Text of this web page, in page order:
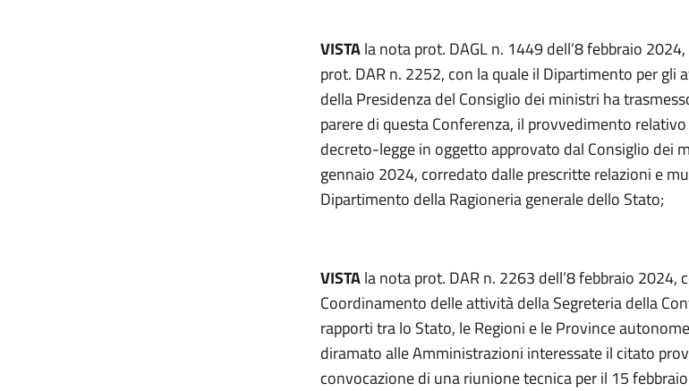
VISTAla nota prot. DAGL n. 1449 dell’8 febbraio
prot. DAR n. 2252, con la quale il Dipartimento per gli
della Presidenza del Consiglio dei ministri ha
parere di questa Conferenza, il provvedimento
decreto-legge in oggetto approvato dal Consiglio dei
gennaio 2024, corredato dalle prescritte relazioni e
Dipartimento della Ragioneria generale dello Stato;
VISTAla nota prot. DAR n. 2263 dell’8 febbraio 2024,
Coordinamento delle attività della Segreteria della
rapporti tra lo Stato, le Regioni e le Province
diramato alle Amministrazioni interessate il citato
convocazione di una riunione tecnica per il 15